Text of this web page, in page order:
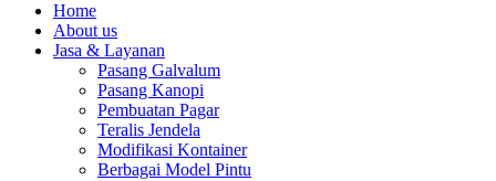
Home
About us
Jasa & Layanan
Pasang Galvalum
Pasang Kanopi
Pembuatan Pagar
Teralis Jendela
Modifikasi Kontainer
Berbagai Model Pintu